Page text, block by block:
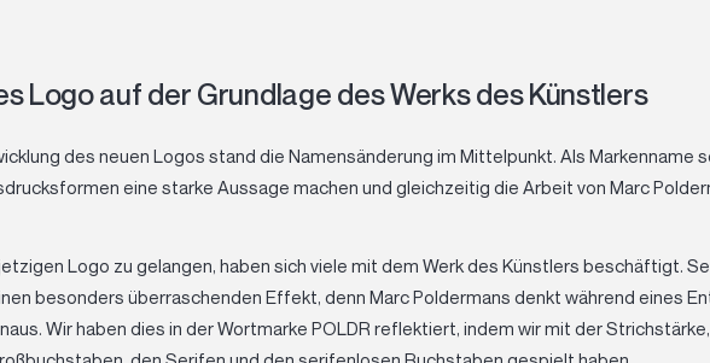
Logo auf der Grundlage des Werks des Künstlers
des neuen Logos stand die Namensänderung im Mittelpunkt. Als Markenname
eine starke Aussage machen und gleichzeitig die Arbeit von Marc
Logo zu gelangen, haben sich viele mit dem Werk des Künstlers beschäftigt.
besonders überraschenden Effekt, denn Marc Poldermans denkt während eines
Wir haben dies in der Wortmarke POLDR reflektiert, indem wir mit der